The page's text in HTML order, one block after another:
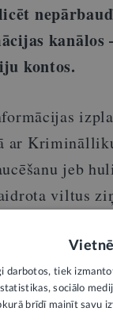
kanālos
kontos.
ar
jeb
viltus
un
darbotos, tiek
sociālo
brīdī mainīt savu